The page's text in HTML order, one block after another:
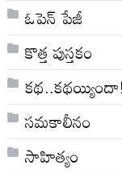
ఓపెన్ పేజీ
కొత్త పుస్తకం
కథ..కథయ్యిందా!
సమకాలీనం
సాహిత్యం